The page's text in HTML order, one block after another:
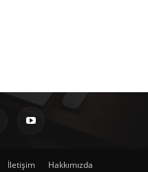
İletişim Hakkımızda